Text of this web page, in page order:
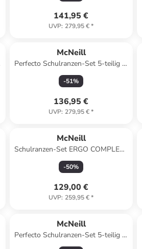
141,95 €
UVP: 279,95 €*
McNeill
Perfecto Schulranzen-Set 5-teilig in
Disney - Star Wars II
-51%
136,95 €
UVP: 279,95 €*
McNeill
Schulranzen-Set ERGO COMPLETE
5tlg. MOOD in rot
-50%
129,00 €
UVP: 259,95 €*
McNeill
Perfecto Schulranzen-Set 5-teilig in
Spider Man